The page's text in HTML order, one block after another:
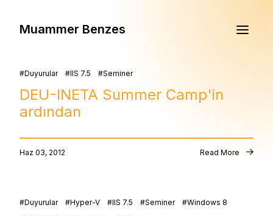
Muammer Benzes
Duyurular IIS 7.5 Seminer
DEU-INETA Summer Camp'in
ardından
Haz 03, 2012 Read More
Duyurular Hyper-V IIS 7.5 Seminer Windows 8